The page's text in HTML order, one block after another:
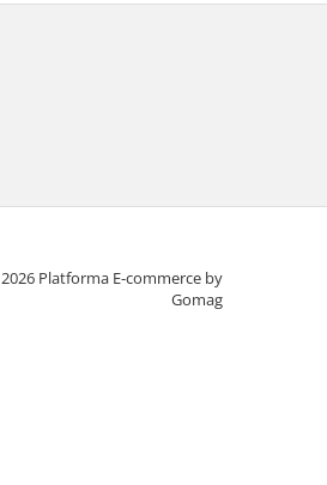
Platforma E-commerce by
Gomag